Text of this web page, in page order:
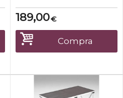
dimensione 50x100 cm-
Altezza 100cm-Ripiano in
Multistrato di betulla-teste di
appoggio in nylon;-tubi
portanti in alluminio
anodizzato;-to...
€
189,00
Compra